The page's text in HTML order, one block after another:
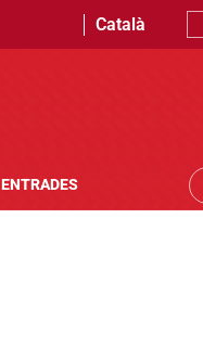
Català
ENTRADES